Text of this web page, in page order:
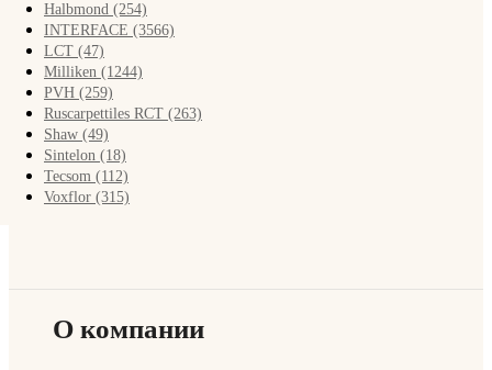
Halbmond (254)
INTERFACE (3566)
LCT (47)
Milliken (1244)
PVH (259)
Ruscarpettiles RCT (263)
Shaw (49)
Sintelon (18)
Tecsom (112)
Voxflor (315)
Возврат
Доставка
FAQ
Контакты
О компании